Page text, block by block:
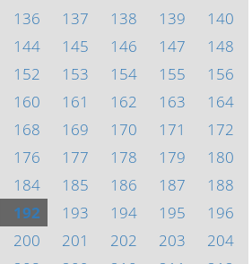
136 137 138 139
140
144 145 146 147
148
152 153 154 155
156
160 161 162 163
164
168 169 170 171
172
176 177 178 179
180
184 185 186 187
188
192 193 194 195
196
200 201 202 203
204